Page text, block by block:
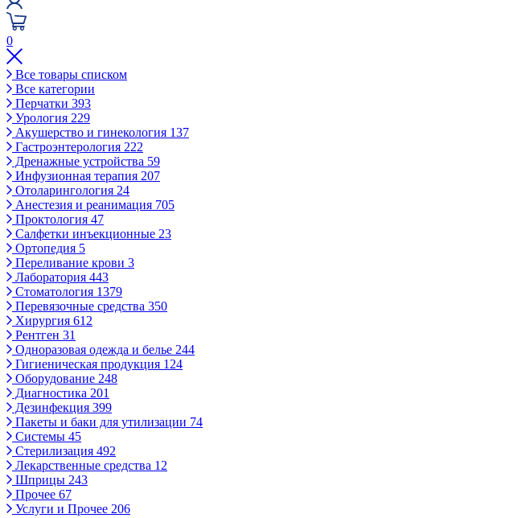
0
Все товары списком
Все категории
Перчатки 393
Урология 229
Акушерство и гинекология 137
Гастроэнтерология 222
Дренажные устройства 59
Инфузионная терапия 207
Отоларингология 24
Анестезия и реанимация 705
Проктология 47
Салфетки инъекционные 23
Ортопедия 5
Переливание крови 3
Лаборатория 443
Стоматология 1379
Перевязочные средства 350
Хирургия 612
Рентген 31
Одноразовая одежда и белье 244
Гигиеническая продукция 124
Оборудование 248
Диагностика 201
Дезинфекция 399
Пакеты и баки для утилизации 74
Системы 45
Стерилизация 492
Лекарственные средства 12
Шприцы 243
Прочее 67
Услуги и Прочее 206